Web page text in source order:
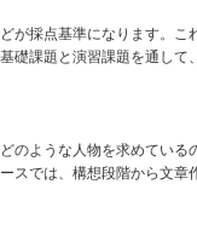
が採点基準になります。
礎課題と演習課題を通し
のような人物を求めてい
スでは、構想段階から文